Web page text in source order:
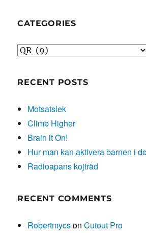
CATEGORIES
Categories
RECENT POSTS
Motsatslek
Climb Higher
Brain it On!
Hur man kan aktivera barnen i
Radioapans kojträd
RECENT COMMENTS
RobertmycsonCutout Pro